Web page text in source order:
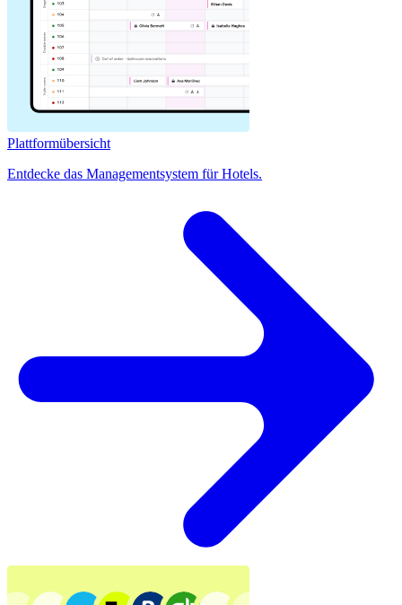
Plattformübersicht
Entdecke das Managementsystem für Hotels.